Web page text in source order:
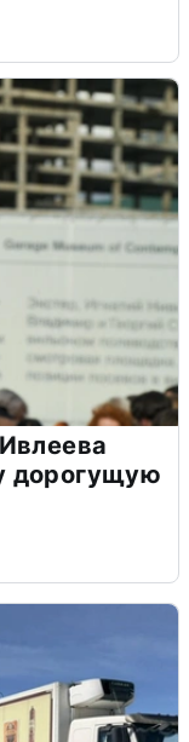
дорогущую